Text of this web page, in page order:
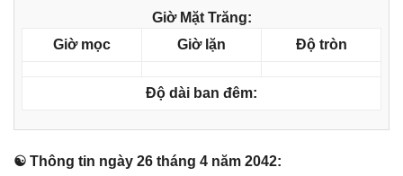
Giờ Mặt Trăng:
Giờ mọc
Giờ lặn Độ tròn
Độ dài ban đêm:
☯ Thônɡ tin ngày 26 thánɡ 4 năm 2042: